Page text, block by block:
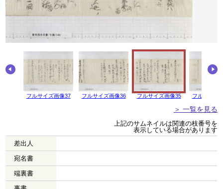
フルサイズ画像37 フルサイズ画像36 フルサイズ画像35 フルサイズ
＞ 一覧を見る
上記のサムネイルは関連の枝番号を
表示している場合があります
差出人
宛名書
端裏書